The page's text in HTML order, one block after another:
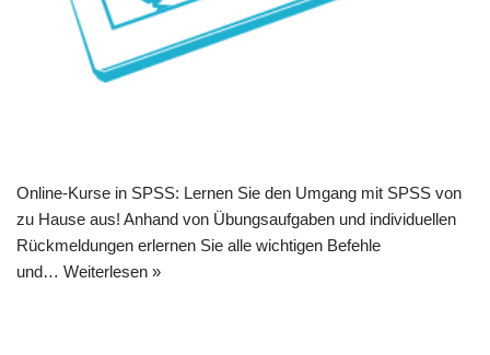
Online-Kurse in SPSS: Lernen Sie den Umgang mit SPSS von
zu Hause aus! Anhand von Übungsaufgaben und individuellen
Rückmeldungen erlernen Sie alle wichtigen Befehle
und… Weiterlesen »